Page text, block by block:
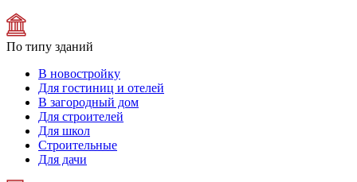
По типу зданий
В новостройку
Для гостиниц и отелей
В загородный дом
Для строителей
Для школ
Строительные
Для дачи